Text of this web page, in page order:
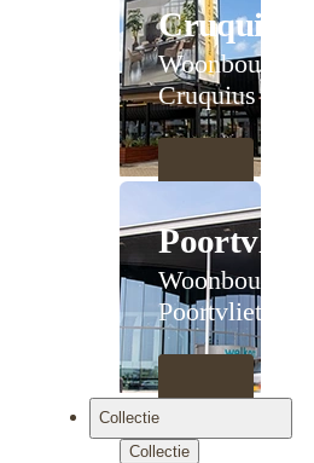
Cruquius
Woonboulevard
Cruquius
Poortvliet
Woonboulevard
Poortvliet XXL
Collectie
Collectie